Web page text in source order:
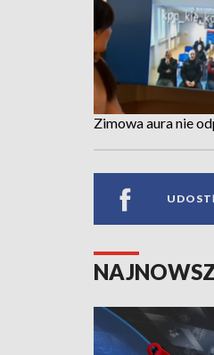
Zimowa aura nie